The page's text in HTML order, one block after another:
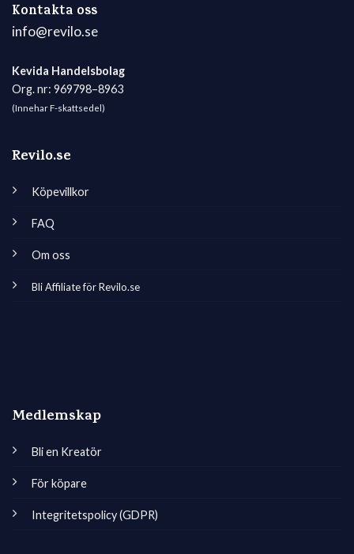
Kontakta oss
info@revilo.se
Kevida Handelsbolag
Org. nr: 969798–8963
(Innehar F-skattsedel)
Revilo.se
Köpevillkor
FAQ
Om oss
Bli Affiliate för Revilo.se
Medlemskap
Bli en Kreatör
För köpare
Integritetspolicy (GDPR)